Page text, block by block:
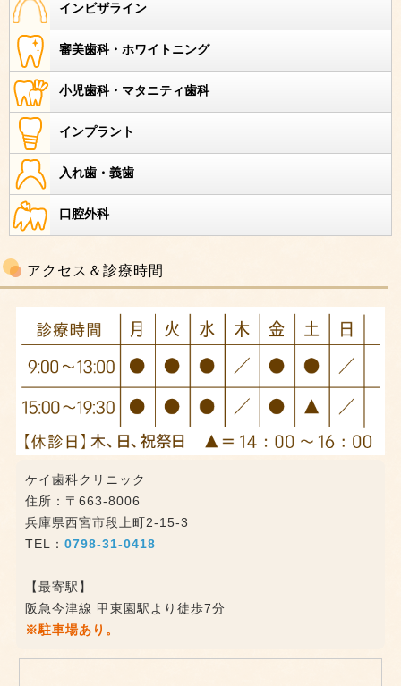
インビザライン
審美歯科・ホワイトニング
小児歯科・マタニティ歯科
インプラント
入れ歯・義歯
口腔外科
アクセス＆診療時間
ケイ歯科クリニック
住所：〒663-8006
兵庫県西宮市段上町2-15-3
TEL： 0798-31-0418
【最寄駅】
阪急今津線 甲東園駅より徒歩7分
※駐車場あり。